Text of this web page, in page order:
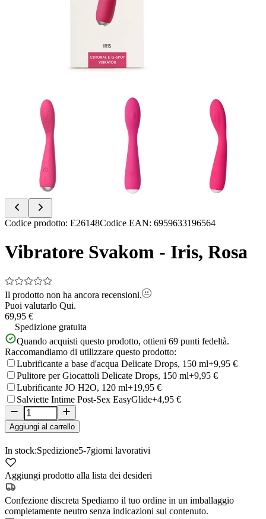
Item
of
11
Codice prodotto: E26148Codice EAN: 6959633196564
Vibratore Svakom - Iris, Rosa
Il prodotto non ha ancora recensioni.
Puoi valutarlo Qui.
69,95 €
Spedizione gratuita
Quando acquisti questo prodotto, ottieni 69 punti fedeltà.
Raccomandiamo di utilizzare questo prodotto:
Lubrificante a base d'acqua Delicate Drops, 150 ml+9,95 €
Pulitore per Giocattoli Delicate Drops, 150 ml+9,95 €
Lubrificante JO H2O, 120 ml+19,95 €
Salviette Intime Post-Sex EasyGlide+4,95 €
Aggiungi al carrello
In stock:Spedizione5-7giorni lavorativi
Aggiungi prodotto alla lista dei desideri
Confezione discreta Spediamo il tuo ordine in un imballaggio
completamente neutro senza indicazioni sul contenuto.